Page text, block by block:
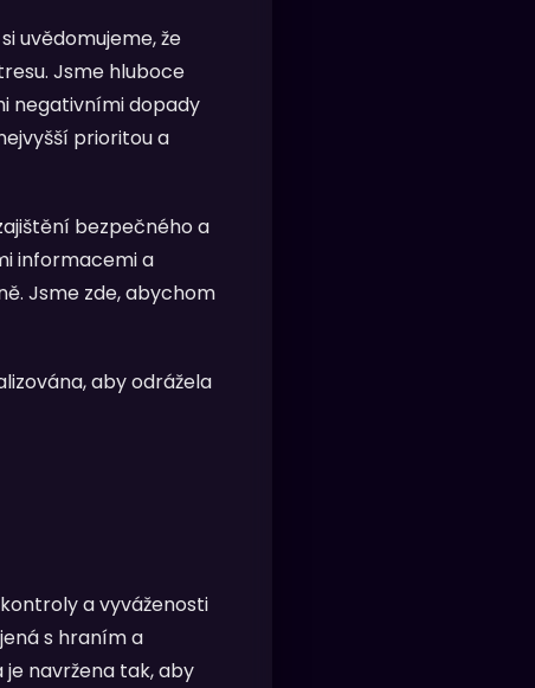
uvědomujeme, že
Jsme hluboce
negativními dopady
prioritou a
bezpečného a
informacemi a
Jsme zde, abychom
aby odrážela
a vyváženosti
s hraním a
navržena tak, aby